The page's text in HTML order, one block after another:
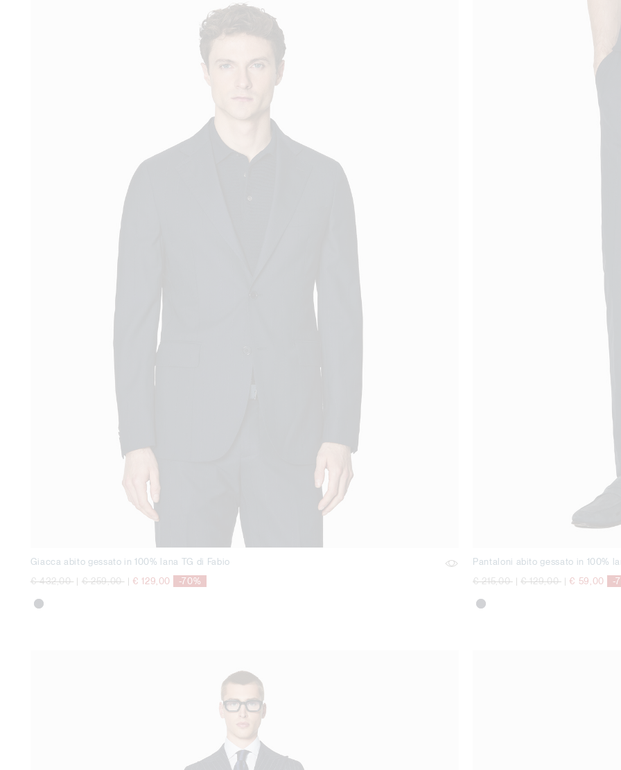
Giacca abito gessato in 100% lana TG di Fabio
Price reduced from
€ 432,00to| Price reduced from
€ 259,00to| € 129,00 -70%
Pantaloni abito gessato in 100%
Price reduced from
€ 215,00to
| Price reduced from
€ 129,00to| € 59,00 -